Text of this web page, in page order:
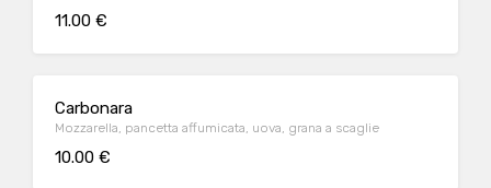
11.00 €
Carbonara
Mozzarella, pancetta affumicata, uova, grana a scaglie
10.00 €